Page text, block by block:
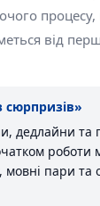
від
сюрпризів»
дедлайни та
роботи
мовні пари та